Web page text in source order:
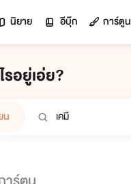
นิยาย อีบุ๊ก การ์ตูน
รอยู่เอ่ย?
น